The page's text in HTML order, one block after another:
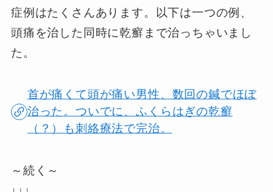
症例はたくさんあります。以下は一つの例、
頭痛を治した同時に乾癬まで治っちゃいまし
た。
首が痛くて頭が痛い男性、数回の鍼でほぼ
治った。ついでに、ふくらはぎの乾癬
（？）も刺絡療法で完治。
～続く～